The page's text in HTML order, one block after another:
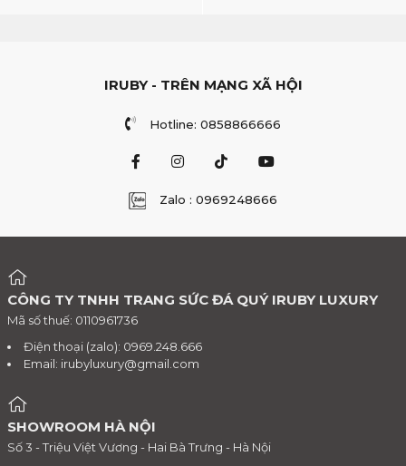
IRUBY - TRÊN MẠNG XÃ HỘI
Hotline: 0858866666
Zalo : 0969248666
CÔNG TY TNHH TRANG SỨC ĐÁ QUÝ IRUBY LUXURY
Mã số thuế: 0110961736
Điện thoại (zalo): 0969.248.666
Email: irubyluxury@gmail.com
SHOWROOM HÀ NỘI
Số 3 - Triệu Việt Vương - Hai Bà Trưng - Hà Nội